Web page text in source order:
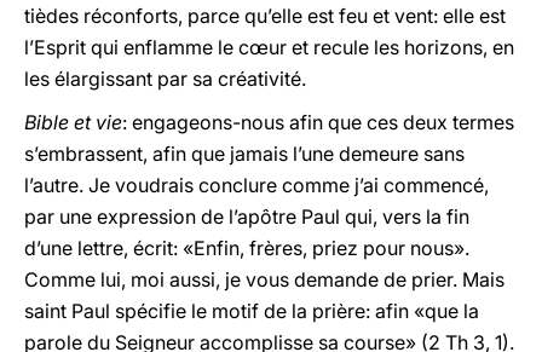
tièdes réconforts, parce qu’elle est feu et vent: elle est
l’Esprit qui enflamme le cœur et recule les horizons, en
les élargissant par sa créativité.
Bible et vie: engageons-nous afin que ces deux termes
s’embrassent, afin que jamais l’une demeure sans
l’autre. Je voudrais conclure comme j’ai commencé,
par une expression de l’apôtre Paul qui, vers la fin
d’une lettre, écrit: «Enfin, frères, priez pour nous».
Comme lui, moi aussi, je vous demande de prier. Mais
saint Paul spécifie le motif de la prière: afin «que la
parole du Seigneur accomplisse sa course» (2 Th 3, 1).